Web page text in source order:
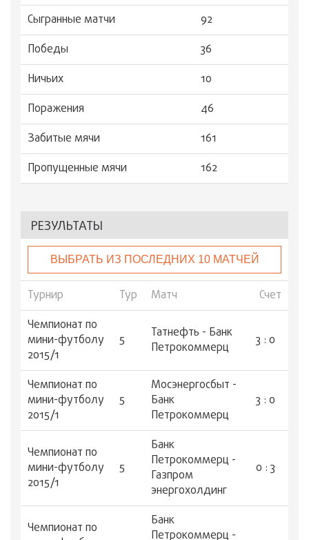
Сыгранные матчи
92
Победы
36
Ничьих
10
Поражения
46
Забитые мячи
161
Пропущенные мячи
162
РЕЗУЛЬТАТЫ
ВЫБРАТЬ ИЗ ПОСЛЕДНИХ 10 МАТЧЕЙ
Турнир Тур Матч
Счет
Чемпионат по
мини-футболу
2015/1
5
Татнефть - Банк
Петрокоммерц
3 : 0
Чемпионат по
мини-футболу
2015/1
5
Мосэнергосбыт -
Банк
Петрокоммерц
3 : 0
Чемпионат по
мини-футболу
2015/1
5
Банк
Петрокоммерц -
Газпром
энергохолдинг
0 : 3
Чемпионат по
Банк
Петрокоммерц -